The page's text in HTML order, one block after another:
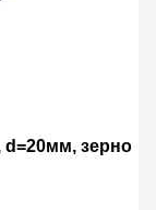
зерно